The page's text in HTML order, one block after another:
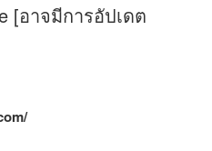
[อาจมีการอัปเดต